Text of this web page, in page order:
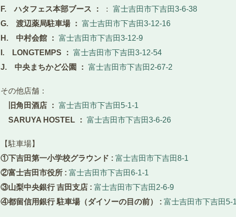
F. ハタフェス本部ブース ： ： 富士吉田市下吉田3-6-38
G. 渡辺薬局駐車場 ： 富士吉田市下吉田3-12-16
H. 中村会館 ： 富士吉田市下吉田3-12-9
I. LONGTEMPS ： 富士吉田市下吉田3-12-54
J. 中央まちかど公園 ： 富士吉田市下吉田2-67-2
その他店舗：
旧角田酒店 ： 富士吉田市下吉田5-1-1
SARUYA HOSTEL ： 富士吉田市下吉田3-6-26
【駐車場】
①下吉田第一小学校グラウンド : 富士吉田市下吉田8-1
②富士吉田市役所 : 富士吉田市下吉田6-1-1
③山梨中央銀行 吉田支店 : 富士吉田市下吉田2-6-9
④都留信用銀行 駐車場（ダイソーの目の前） : 富士吉田市下吉田5-